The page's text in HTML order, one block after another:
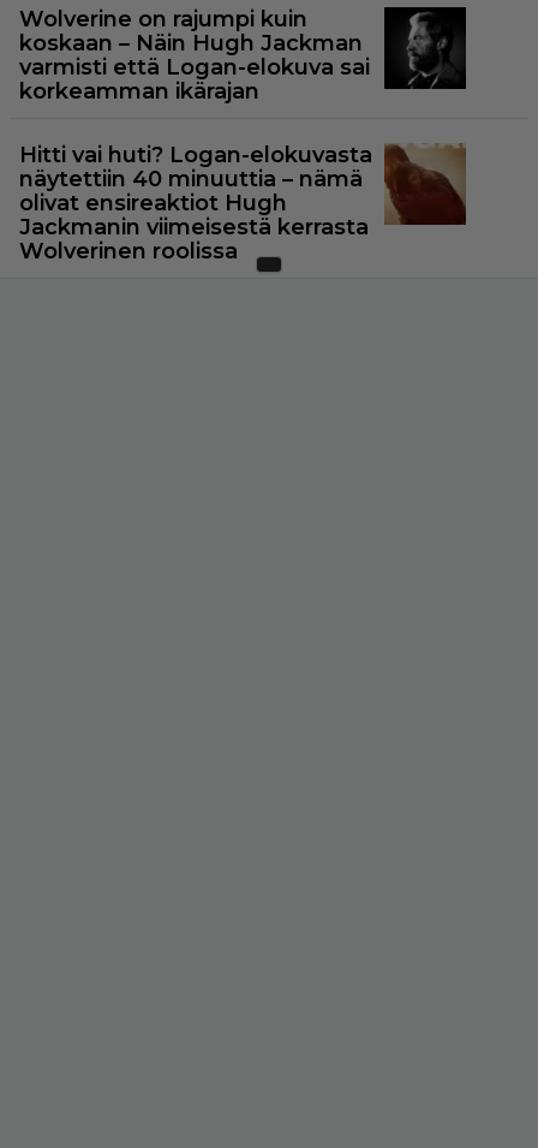
Wolverine on rajumpi kuin
koskaan – Näin Hugh Jackman
varmisti että Logan-elokuva sai
korkeamman ikärajan
Hitti vai huti? Logan-elokuvasta
näytettiin 40 minuuttia – nämä
olivat ensireaktiot Hugh
Jackmanin viimeisestä kerrasta
Wolverinen roolissa